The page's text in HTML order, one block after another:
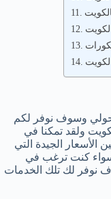
حولي وسوف نوفر لكم
ولقد تمكنا في
الأسعار الجيدة التي
كنت ترغب في
نوفر لك تلك الخدمات